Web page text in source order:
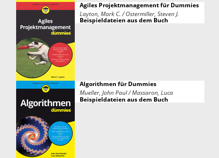
Agiles Projektmanagement für Dummies
Layton, Mark C. / Ostermiller, Steven J.
Beispieldateien aus dem Buch
Algorithmen für Dummies
Mueller, John Paul / Massaron, Luca
Beispieldateien aus dem Buch